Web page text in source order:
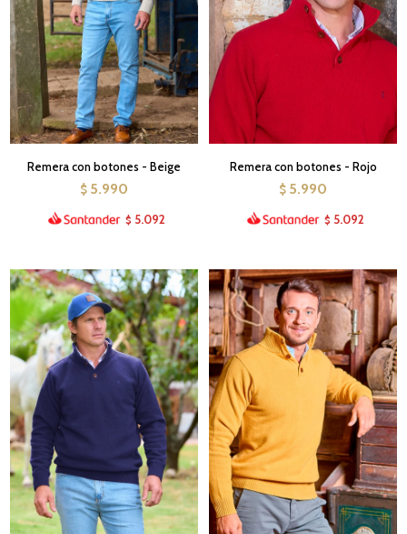
Remera con botones - Beige
$ 5.990
$ 5.092
Remera con botones - Rojo
$ 5.990
$ 5.092